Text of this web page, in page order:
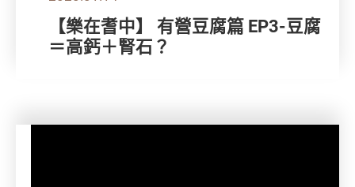
【樂在耆中】 有營豆腐篇 EP3-豆腐
＝高鈣＋腎石？